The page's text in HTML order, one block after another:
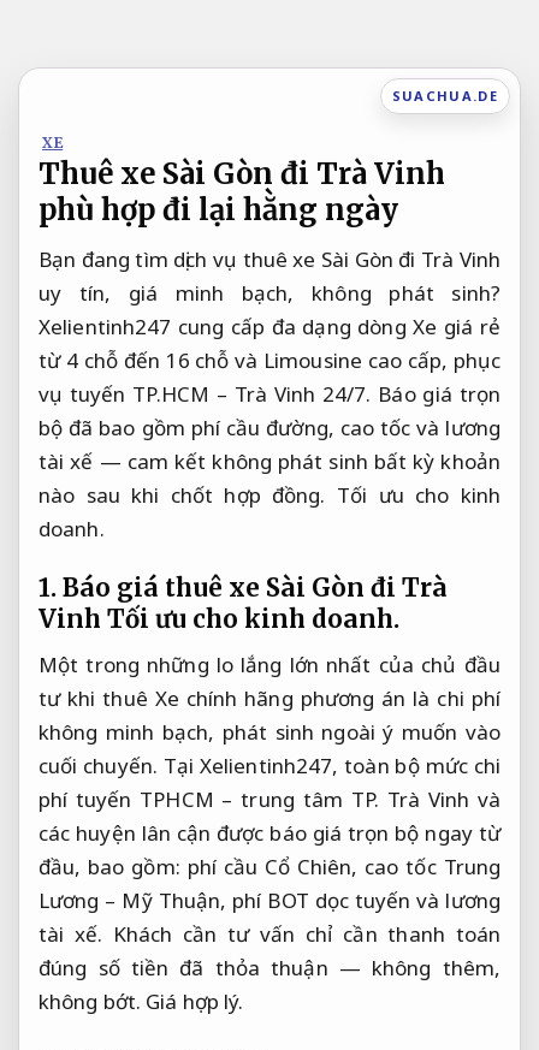
nội
SUACHUA.DE
XE
Thuê xe Sài Gòn đi Trà Vinh
phù hợp đi lại hằng ngày
Bạn đang tìm dịch vụ thuê xe Sài Gòn đi Trà Vinh
uy tín, giá minh bạch, không phát sinh?
Xelientinh247 cung cấp đa dạng dòng Xe giá rẻ
từ 4 chỗ đến 16 chỗ và Limousine cao cấp, phục
vụ tuyến TP.HCM – Trà Vinh 24/7. Báo giá trọn
bộ đã bao gồm phí cầu đường, cao tốc và lương
tài xế — cam kết không phát sinh bất kỳ khoản
nào sau khi chốt hợp đồng. Tối ưu cho kinh
doanh.
1. Báo giá thuê xe Sài Gòn đi Trà
Vinh Tối ưu cho kinh doanh.
Một trong những lo lắng lớn nhất của chủ đầu
tư khi thuê Xe chính hãng phương án là chi phí
không minh bạch, phát sinh ngoài ý muốn vào
cuối chuyến. Tại Xelientinh247, toàn bộ mức chi
phí tuyến TPHCM – trung tâm TP. Trà Vinh và
các huyện lân cận được báo giá trọn bộ ngay từ
đầu, bao gồm: phí cầu Cổ Chiên, cao tốc Trung
Lương – Mỹ Thuận, phí BOT dọc tuyến và lương
tài xế. Khách cần tư vấn chỉ cần thanh toán
đúng số tiền đã thỏa thuận — không thêm,
không bớt. Giá hợp lý.